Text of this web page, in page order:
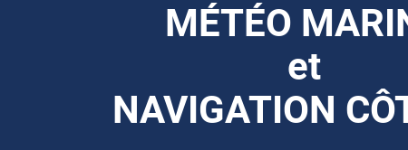
MÉTÉO
et
NAVIGATION